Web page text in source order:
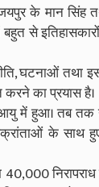
जयपुर के मान
से
घटनाओं तथा इस
करने का प्रयास है।
आयु में हुआ। तब
के साथ
निरापराध